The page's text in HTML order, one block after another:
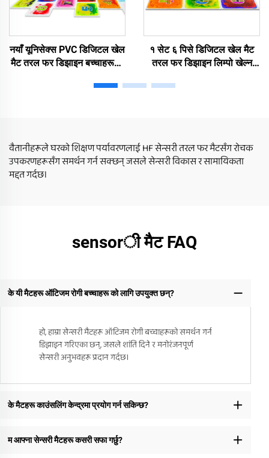
नयाँ यूनिसेक्स PVC डिजिटल खेल
मैट तरल फर डिझाइन बच्चाहरूको
ऑटिस्टिक बच्चाहरूको लागि घरमा
१ सेट ६ पिसे डिजिटल खेल मैट
तरल फर डिझाइन लिम्पो खेल्न
बच्चाहरूको लागि घरमा प्रयोग
वैतानीहरूले घरको शिक्षण पर्यावरणलाई HF सेन्सरी तरल फर मैटसँग रोचक
उपकरणहरूसँग समर्थन गर्न सक्छन् जसले सेन्सरी विकास र सामायिकता
मद्दत गर्दछ।
sensorी मैट FAQ
के यी मैटहरू ऑटिजम रोगी बच्चाहरू को लागि उपयुक्त छन्?
हो, हाम्रा सेन्सरी मैटहरू ऑटिजम रोगी बच्चाहरूको समर्थन गर्न
डिझाइन गरिएका छन्, जसले शांति दिने र मनोरंजनपूर्ण
सेन्सरी अनुभवहरू प्रदान गर्दछ।
के मैटहरू काउंसलिंग केन्द्रमा प्रयोग गर्न सकिन्छ?
म आफ्ना सेन्सरी मैटहरू कसरी सफा गर्छु?